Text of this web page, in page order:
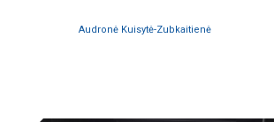
Audronė Kuisytė-Zubkaitienė